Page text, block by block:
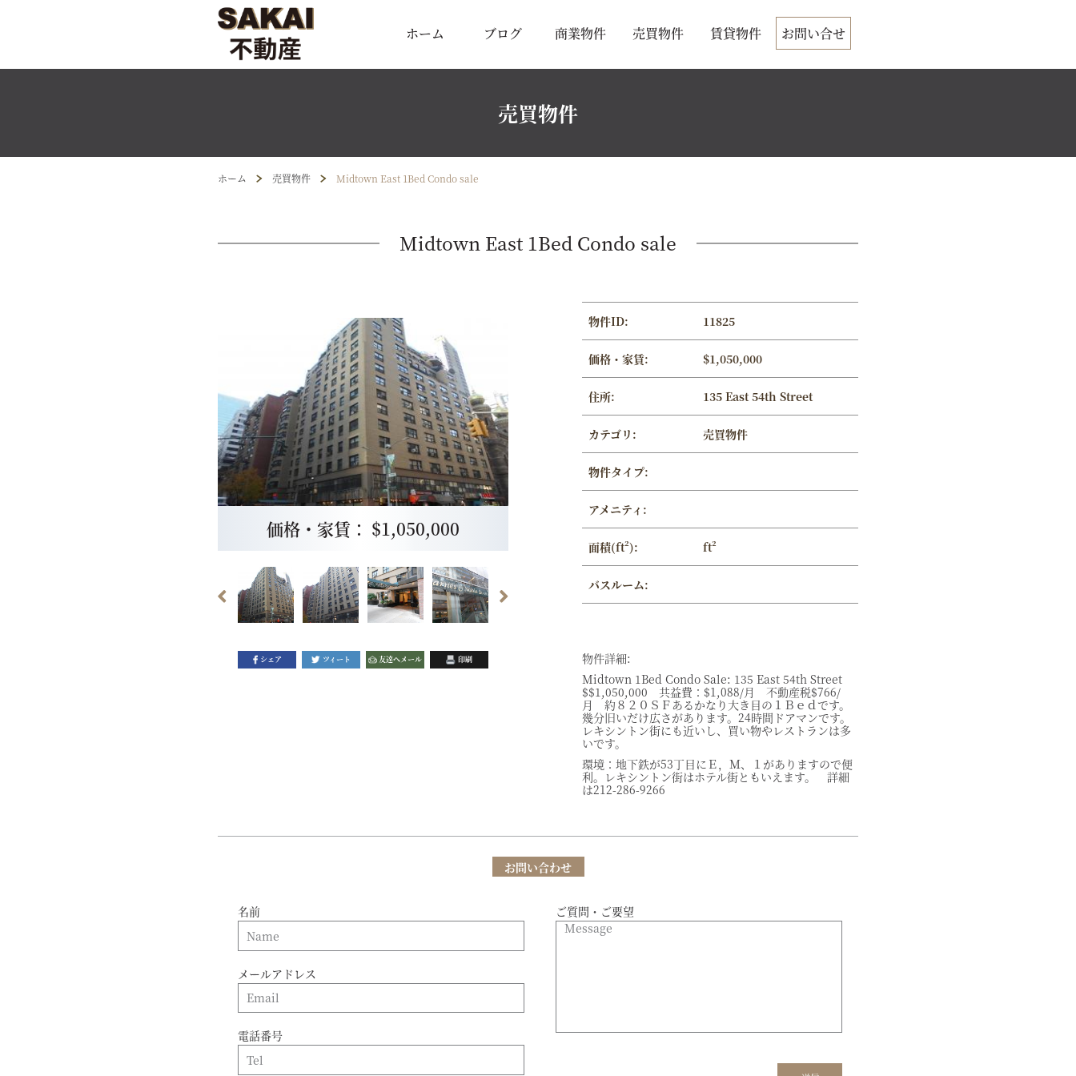
ホーム ブログ 商業物件 売買物件 賃貸物件 お問い合せ
売買物件
ホーム 売買物件 Midtown East 1Bed Condo sale
Midtown East 1Bed Condo sale
価格・家賃： $1,050,000
シェア ツィート 友達へメール 印刷
物件ID: 11825
価格・家賃: $1,050,000
住所: 135 East 54th Street
カテゴリ: 売買物件
物件タイプ:
アメニティ:
面積(ft²): ft²
バスルーム:
物件詳細:
Midtown 1Bed Condo Sale: 135 East 54th Street
$$1,050,000 共益費：$1,088/月 不動産税$766/
月 約８２０ＳＦあるかなり大き目の１Ｂｅｄです。
幾分旧いだけ広さがあります。24時間ドアマンです。
レキシントン街にも近いし、買い物やレストランは多
いです。
環境：地下鉄が53丁目にＥ，Ｍ、１がありますので便
利。レキシントン街はホテル街ともいえます。 詳細
は212-286-9266
お問い合わせ
名前
メールアドレス
電話番号
ご質問・ご要望